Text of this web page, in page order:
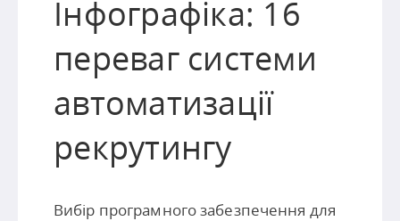
Інфографіка: 16
переваг системи
автоматизації
рекрутингу
Вибір програмного забезпечення для